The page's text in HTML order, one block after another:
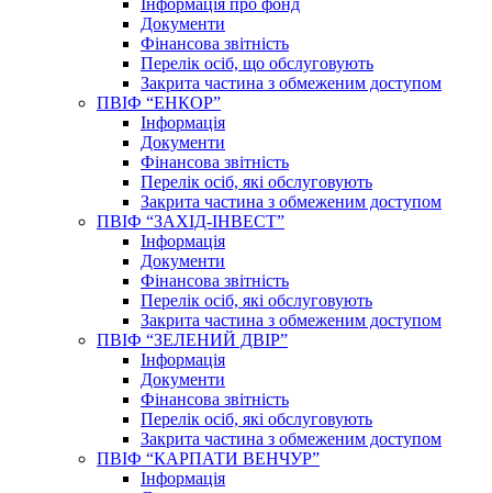
Інформація про фонд
Документи
Фінансова звітність
Перелік осіб, що обслуговують
Закрита частина з обмеженим доступом
ПВІФ “ЕНКОР”
Інформація
Документи
Фінансова звітність
Перелік осіб, які обслуговують
Закрита частина з обмеженим доступом
ПВІФ “ЗАХІД-ІНВЕСТ”
Інформація
Документи
Фінансова звітність
Перелік осіб, які обслуговують
Закрита частина з обмеженим доступом
ПВІФ “ЗЕЛЕНИЙ ДВІР”
Інформація
Документи
Фінансова звітність
Перелік осіб, які обслуговують
Закрита частина з обмеженим доступом
ПВІФ “КАРПАТИ ВЕНЧУР”
Інформація